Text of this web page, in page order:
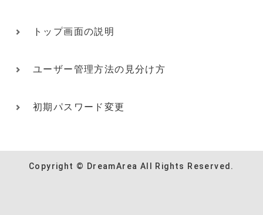
トップ画面の説明
ユーザー管理方法の見分け方
初期パスワード変更
Copyright © DreamArea All Rights Reserved.